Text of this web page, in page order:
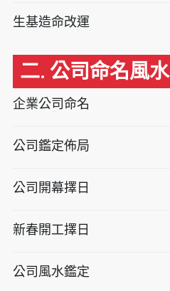
生基造命改運
二. 公司命名風水
企業公司命名
公司鑑定佈局
公司開幕擇日
新春開工擇日
公司風水鑑定